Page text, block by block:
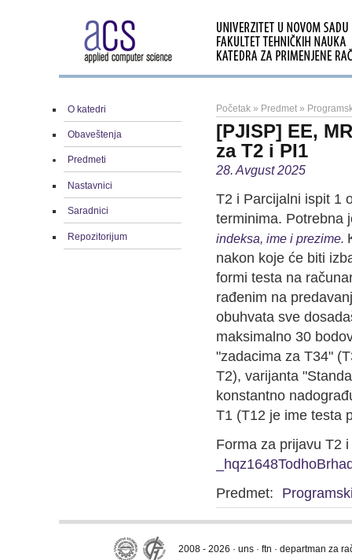
O katedri
Obaveštenja
Predmeti
Nastavnici
Saradnici
Repozitorijum
Početak » Predmet »
[PJISP] EE,
za T2 i PI1
28. Avgust 2025
T2 i Parcijalni ispit 1
terminima. Potrebna
indeksa, ime i prezime.
nakon koje će biti
formi testa na
rađenim na
obuhvata sve
maksimalno 30
"zadacima za T34"
T2), varijanta
konstantno
T1 (T12 je ime testa
Forma za prijavu T2
Predmet:
2008 - 2026 · uns · ftn · departman za